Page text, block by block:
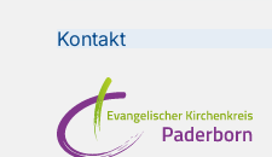
Kontakt